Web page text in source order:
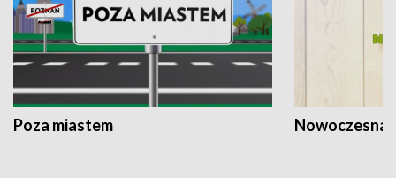
Poza miastem Nowoczesna